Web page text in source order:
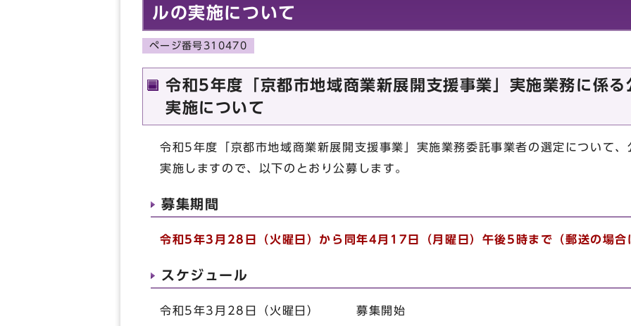
ルの実施について
ページ番号310470
令和5年度「京都市地域商業新展開支援事業」実施業務に係る
実施について
令和5年度「京都市地域商業新展開支援事業」実施業務委託事業者の選定について、
実施しますので、以下のとおり公募します。
募集期間
令和5年3月28日（火曜日）から同年4月17日（月曜日）午後5時まで（郵送の場合
スケジュール
令和5年3月28日（火曜日） 募集開始